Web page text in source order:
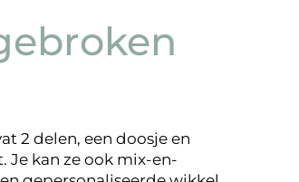
2 delen, een doosje en
Je kan ze ook mix-en-